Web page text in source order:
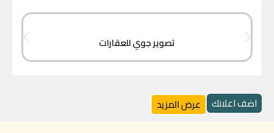
تصوير جوي للعقارات
اضف اعلانك عرض المزيد